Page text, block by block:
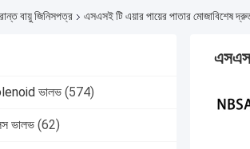
বায়ু জিনিসপত্র এসএসই টি এয়ার পায়ের পাতার মোজাবিশেষ
ভালভ (574)
ভালভ (62)